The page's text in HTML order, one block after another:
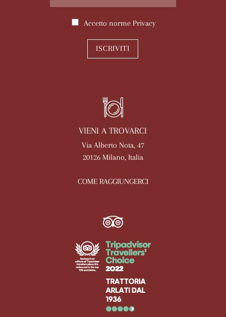
Accetto norme Privacy
ISCRIVITI
VIENI A TROVARCI
Via Alberto Nota, 47
20126 Milano, Italia
COME RAGGIUNGERCI